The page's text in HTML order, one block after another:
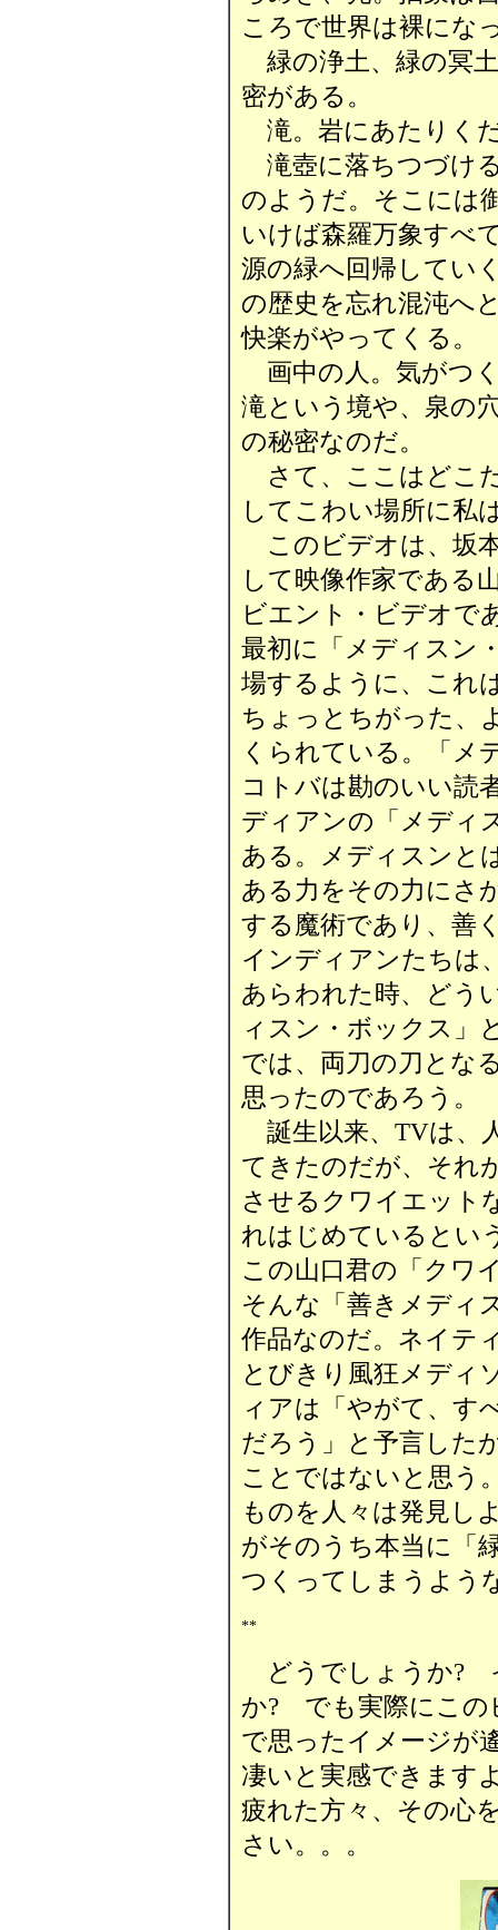
ころで世界は裸にな
緑の浄土、緑の冥
密がある。
滝。岩にあたりく
滝壺に落ちつづけ
のようだ。そこには
いけば森羅万象すべ
源の緑へ回帰してい
の歴史を忘れ混沌へ
快楽がやってくる。
画中の人。気がつ
滝という境や、泉の
の秘密なのだ。
さて、ここはどこ
してこわい場所に私
このビデオは、坂
して映像作家である
ビエント・ビデオで
最初に「メディスン
場するように、これ
ちょっとちがった、
くられている。「メ
コトバは勘のいい読
ディアンの「メディ
ある。メディスンと
ある力をその力にさ
する魔術であり、善
インディアンたちは
あらわれた時、どう
ィスン・ボックス」
では、両刀の刀とな
思ったのであろう。
誕生以来、TVは、
てきたのだが、それ
させるクワイエット
れはじめているとい
この山口君の「クワ
そんな「善きメディ
作品なのだ。ネイテ
とびきり風狂メディ
ィアは「やがて、す
だろう」と予言した
ことではないと思う
ものを人々は発見し
がそのうち本当に「
つくってしまうよう
**
どうでしょうか?
か? でも実際にこの
で思ったイメージが
凄いと実感できます
疲れた方々、その心
さい。。。